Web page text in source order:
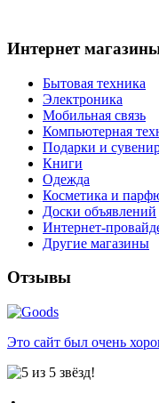
Интернет
Бытовая техника
Электроника
Мобильная связь
Компьютерная
Подарки и
Книги
Одежда
Косметика и
Доски объявлений
Интернет-
Другие магазины
Отзывы
Это сайт был очень